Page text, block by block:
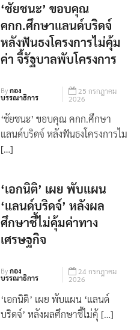
‘ชัยชนะ’ ขอบคุณ
คกก.ศึกษาแลนด์บริดจ์
หลังฟันธงโครงการไม่คุ้ม
ค่า จี้รัฐบาลพับโครงการ
Byกอง
บรรณาธิการ
25 กรกฎาคม
2026
‘ชัยชนะ’ ขอบคุณ คกก.ศึกษา
แลนด์บริดจ์ หลังฟันธงโครงการไม
[…]
‘เอกนิติ’ เผย พับแผน
‘แลนด์บริดจ์’ หลังผล
ศึกษาชี้ไม่คุ้มค่าทาง
เศรษฐกิจ
Byกอง
บรรณาธิการ
24 กรกฎาคม
2026
‘เอกนิติ’ เผย พับแผน ‘แลนด์
บริดจ์’ หลังผลศึกษาชี้ไม่คุ้ […]